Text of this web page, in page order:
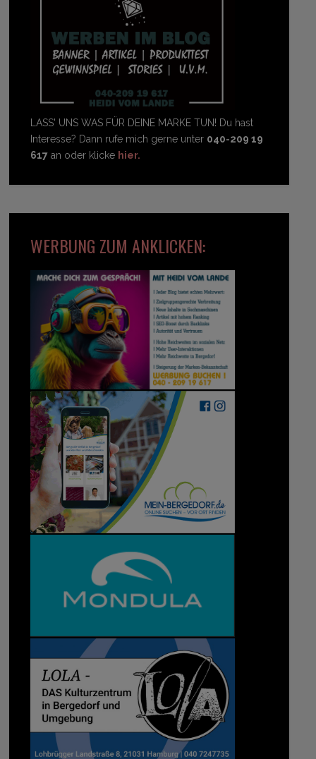
LASS' UNS WAS FÜR DEINE MARKE TUN! Du hast
Interesse? Dann rufe mich gerne unter 040-209 19
617 an oder klicke hier.
WERBUNG ZUM ANKLICKEN: